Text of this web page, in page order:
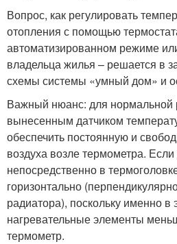
Вопрос, как регулировать
отопления с помощью
автоматизированном режиме
владельца жилья – решается в
схемы системы «умный дом» и
Важный нюанс: для нормальной
вынесенным датчиком
обеспечить постоянную и
воздуха возле термометра. Если
непосредственно в
горизонтально
радиатора), поскольку именно
нагревательные элементы
термометр.